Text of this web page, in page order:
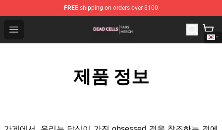
FREE shipping on orders over $100
Open menu
Dead Cells Shop - Official Dead Cells Merchandise Store
제품 정보